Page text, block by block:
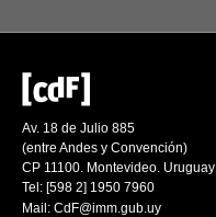
Av. 18 de Julio 885
(entre Andes y Convención)
CP 11100. Montevideo. Uruguay
Tel: [598 2] 1950 7960
Mail: CdF@imm.gub.uy